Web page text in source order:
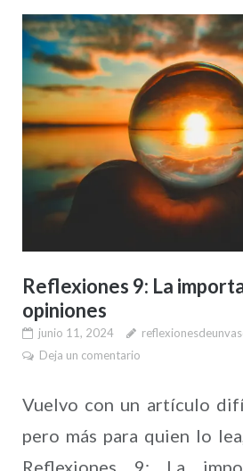
Reflexiones 9: La
opiniones
junio 11, 2024
Deja un comentario
Vuelvo con un artículo
pero más para quien lo
Reflexiones 9: La